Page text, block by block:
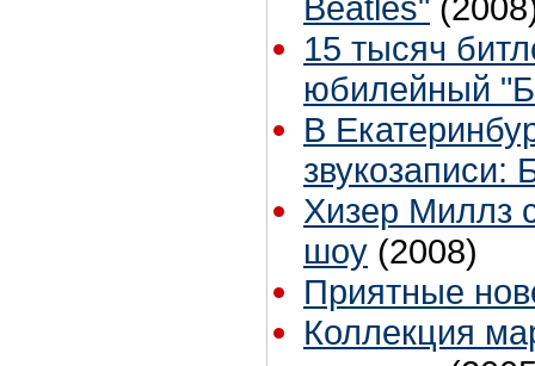
Beatles"
15 тысяч
юбилейный
В
звукозаписи:
Хизер Миллз
шоу (2008)
Приятные
Коллекция